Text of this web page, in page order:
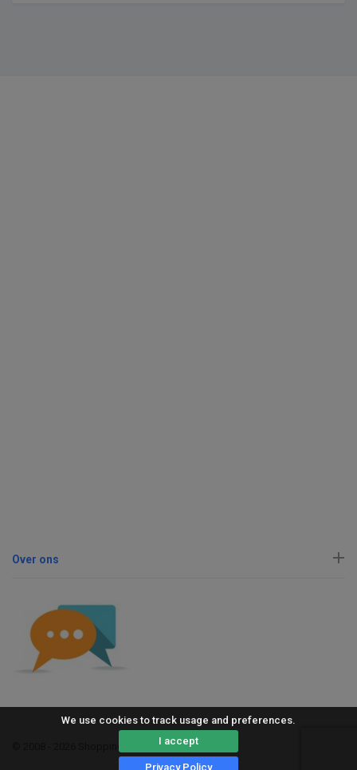
We use cookies to track usage and preferences.
I accept
Privacy Policy
Over ons
© 2008 - 2026 ShoppingErvaring